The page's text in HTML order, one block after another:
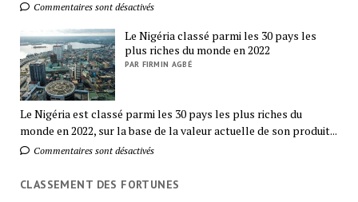
Commentaires sont désactivés
Le Nigéria classé parmi les 30 pays les
plus riches du monde en 2022
PAR FIRMIN AGBÉ
Le Nigéria est classé parmi les 30 pays les plus riches du
monde en 2022, sur la base de la valeur actuelle de son produit...
Commentaires sont désactivés
CLASSEMENT DES FORTUNES